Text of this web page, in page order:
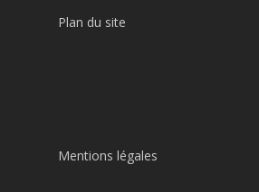
Plan du site
Mentions légales